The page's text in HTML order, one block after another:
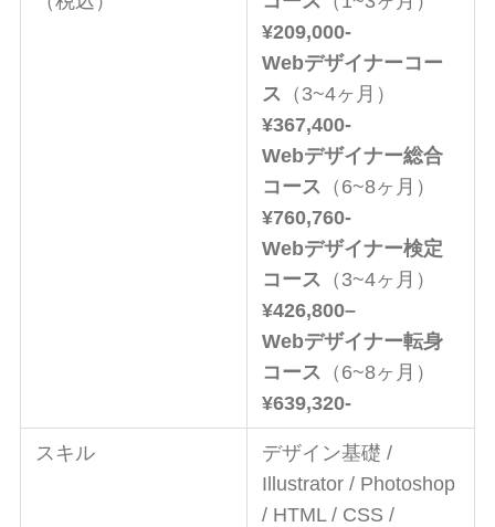
¥209,000-
Webデザイナーコー
ス
（3~4ヶ月）
¥367,400-
Webデザイナー総合
コース
（6~8ヶ月）
¥760,760-
Webデザイナー検定
コース
（3~4ヶ月）
¥426,800–
Webデザイナー転身
コース
（6~8ヶ月）
¥639,320-
スキル
デザイン基礎 /
Illustrator / Photoshop
/ HTML / CSS /